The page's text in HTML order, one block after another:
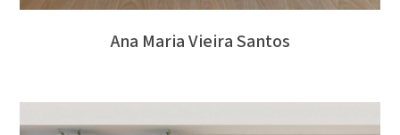
Ana Maria Vieira Santos